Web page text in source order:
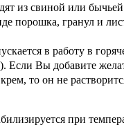
из свиной или
порошка, гранул и
в работу в
Если Вы добавите
то он не
при